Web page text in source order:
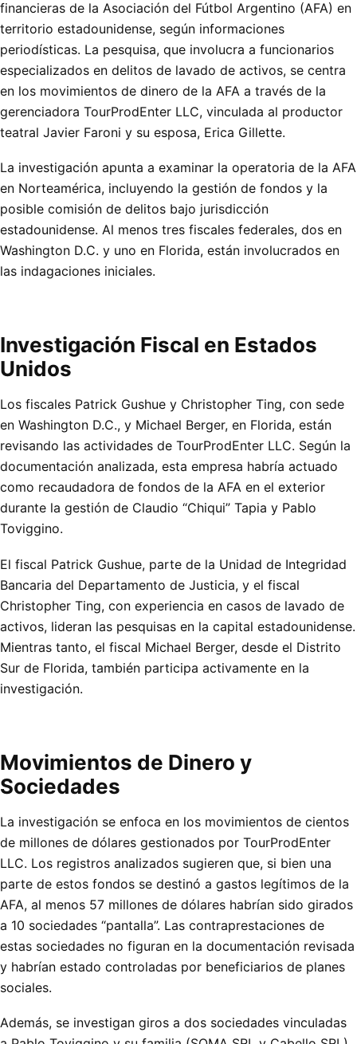
financieras de la Asociación del Fútbol Argentino (AFA) en
territorio estadounidense, según informaciones
periodísticas. La pesquisa, que involucra a funcionarios
especializados en delitos de lavado de activos, se centra
en los movimientos de dinero de la AFA a través de la
gerenciadora TourProdEnter LLC, vinculada al productor
teatral Javier Faroni y su esposa, Erica Gillette.
La investigación apunta a examinar la operatoria de la AFA
en Norteamérica, incluyendo la gestión de fondos y la
posible comisión de delitos bajo jurisdicción
estadounidense. Al menos tres fiscales federales, dos en
Washington D.C. y uno en Florida, están involucrados en
las indagaciones iniciales.
Investigación Fiscal en Estados
Unidos
Los fiscales Patrick Gushue y Christopher Ting, con sede
en Washington D.C., y Michael Berger, en Florida, están
revisando las actividades de TourProdEnter LLC. Según la
documentación analizada, esta empresa habría actuado
como recaudadora de fondos de la AFA en el exterior
durante la gestión de Claudio “Chiqui” Tapia y Pablo
Toviggino.
El fiscal Patrick Gushue, parte de la Unidad de Integridad
Bancaria del Departamento de Justicia, y el fiscal
Christopher Ting, con experiencia en casos de lavado de
activos, lideran las pesquisas en la capital estadounidense.
Mientras tanto, el fiscal Michael Berger, desde el Distrito
Sur de Florida, también participa activamente en la
investigación.
Movimientos de Dinero y
Sociedades
La investigación se enfoca en los movimientos de cientos
de millones de dólares gestionados por TourProdEnter
LLC. Los registros analizados sugieren que, si bien una
parte de estos fondos se destinó a gastos legítimos de la
AFA, al menos 57 millones de dólares habrían sido girados
a 10 sociedades “pantalla”. Las contraprestaciones de
estas sociedades no figuran en la documentación revisada
y habrían estado controladas por beneficiarios de planes
sociales.
Además, se investigan giros a dos sociedades vinculadas